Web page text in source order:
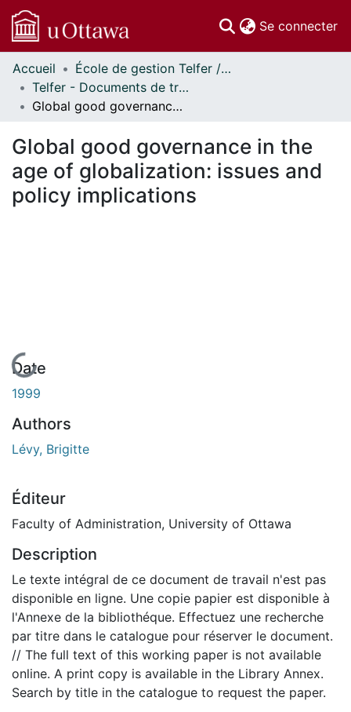
Se connecter
Communautés
et collections
Parcourir
À propos
Accueil
École de gestion Telfer // Telfer School of Management
Telfer - Documents de travail // Telfer - Working Papers
Global good governance in the age of globalization: issues and policy implications
Global good governance in the
age of globalization: issues and
policy implications
En cours de chargement...
Date
1999
Authors
Lévy, Brigitte
Éditeur
Faculty of Administration, University of Ottawa
Description
Le texte intégral de ce document de travail n'est pas
disponible en ligne. Une copie papier est disponible à
l'Annexe de la bibliothéque. Effectuez une recherche
par titre dans le catalogue pour réserver le document.
// The full text of this working paper is not available
online. A print copy is available in the Library Annex.
Search by title in the catalogue to request the paper.